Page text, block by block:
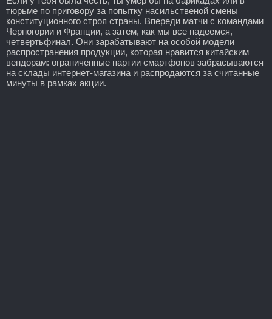
тюрьме по приговору за попытку насильственой смены
конституционного строя страны. Впереди матчи с командами
Черногории и Франции, а затем, как мы все надеемся,
четвертьфинал. Они зарабатывают на особой модели
распространения продукции, которая нравится китайским
вендорам: ограниченные партии смартфонов забрасываются
на склады интернет-магазина и распродаются за считанные
минуты в рамках акции.